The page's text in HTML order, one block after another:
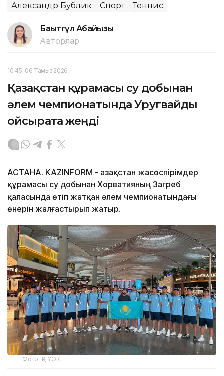
Александр Бублик Спорт Теннис
Бақытгүл Абайқызы
Авторлар
10:45, 06 Тамыз 2026
Қазақстан құрамасы су добынан
әлем чемпионатында Уругвайды
ойсырата жеңді
АСТАНА. KAZINFORM - Қазақстан жасөспірімдер
құрамасы су добынан Хорватияның Загреб
қаласында өтіп жатқан әлем чемпионатындағы
өнерін жалғастырып жатыр.
Фото: ҚР ҰОК